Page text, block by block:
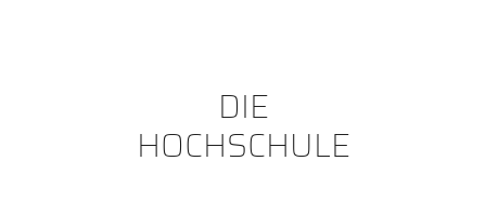
DIE
HOCHSCHULE